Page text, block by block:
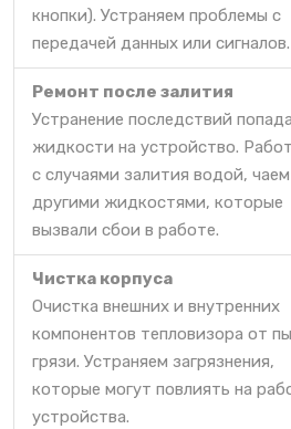
кнопки). Устраняем проблемы с
передачей данных или сигналов.
Ремонт после залития
Устранение последствий
жидкости на устройство.
с случаями залития водой,
другими жидкостями, которые
вызвали сбои в работе.
Чистка корпуса
Очистка внешних и внутренних
компонентов тепловизора от
грязи. Устраняем загрязнения,
которые могут повлиять на
устройства.